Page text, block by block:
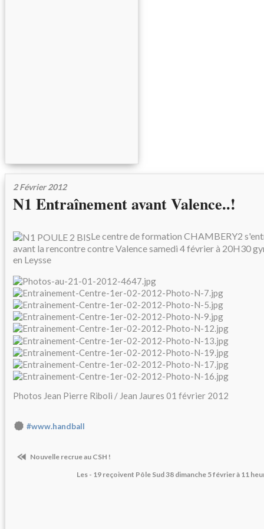
2 Février 2012
N1 Entraînement avant Valence..!
Le centre de formation CHAMBERY2
avant la rencontre contre Valence samedi 4 février à 20H30
en Leysse
Photos Jean Pierre Riboli / Jean Jaures 01 février 2012
#www.handball
Nouvelle recrue au CSH !
Les - 19 reçoivent Pôle Sud 38 dimanche 5 février à 11